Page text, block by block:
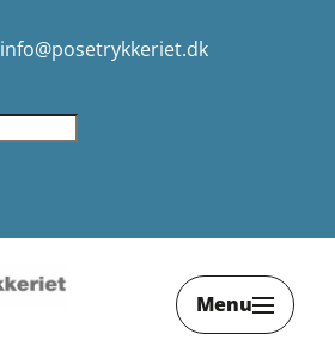
info@posetrykkeriet.dk
Menu